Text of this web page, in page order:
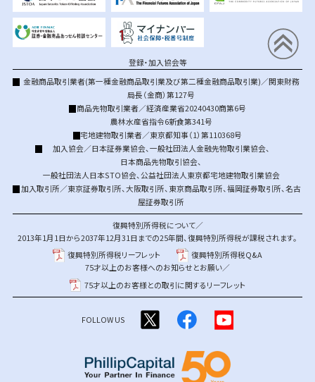
登録・加入協会等
金融商品取引業者(第一種金融商品取引業及び第二種金融商品取引業)／関東財務
局長（金商）第127号
商品先物取引業者／経済産業省20240430商第6号
農林水産省指令6新食第341号
宅地建物取引業者／東京都知事（1）第110368号
加入協会／日本証券業協会、一般社団法人金融先物取引業協会、
日本商品先物取引協会、
一般社団法人日本STO協会、公益社団法人東京都宅地建物取引業協会
加入取引所／東京証券取引所、大阪取引所、 東京商品取引所、福岡証券取引所、名古
屋証券取引所
復興特別所得税について／
2013年1月1日から2037年12月31日までの25年間、復興特別所得税が課税されます。
復興特別所得税リーフレット
復興特別所得税Q&A
75才以上のお客様へのお知らせとお願い／
75才以上のお客様との取引に関するリーフレット
FOLLOW US